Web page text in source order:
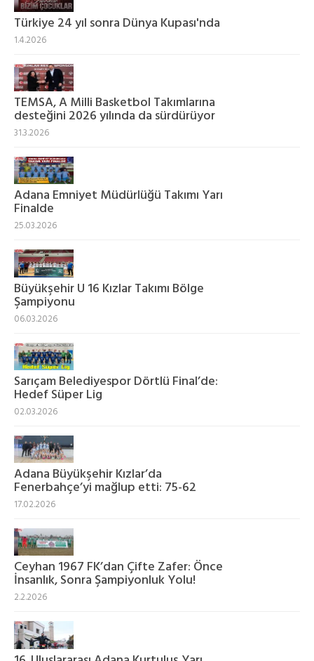
Türkiye 24 yıl sonra Dünya Kupası'nda
1.4.2026
TEMSA, A Milli Basketbol Takımlarına
desteğini 2026 yılında da sürdürüyor
31.3.2026
Adana Emniyet Müdürlüğü Takımı Yarı
Finalde
25.03.2026
Büyükşehir U 16 Kızlar Takımı Bölge
Şampiyonu
06.03.2026
Sarıçam Belediyespor Dörtlü Final’de:
Hedef Süper Lig
02.03.2026
Adana Büyükşehir Kızlar’da
Fenerbahçe’yi mağlup etti: 75-62
17.02.2026
Ceyhan 1967 FK’dan Çifte Zafer: Önce
İnsanlık, Sonra Şampiyonluk Yolu!
2.2.2026